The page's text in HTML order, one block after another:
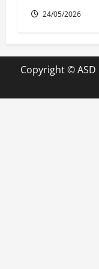
24/05/2026
Copyright © ASD